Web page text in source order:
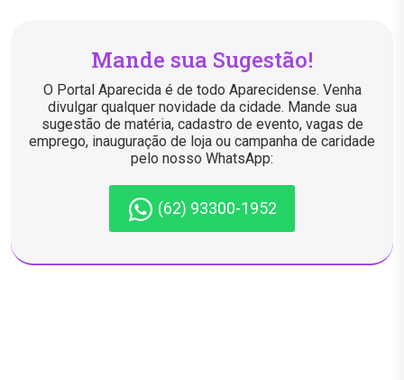
Mande sua Sugestão!
O Portal Aparecida é de todo Aparecidense. Venha
divulgar qualquer novidade da cidade. Mande sua
sugestão de matéria, cadastro de evento, vagas de
emprego, inauguração de loja ou campanha de caridade
pelo nosso WhatsApp:
(62) 93300-1952